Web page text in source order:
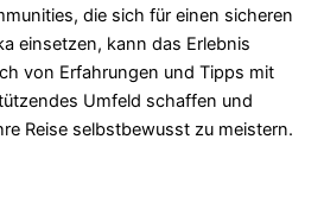
die sich für einen sicheren
einsetzen, kann das Erlebnis
von Erfahrungen und Tipps mit
Umfeld schaffen und
Reise selbstbewusst zu meistern.